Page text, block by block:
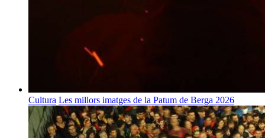
Cultura Les millors imatges de la Patum de Berga 2026